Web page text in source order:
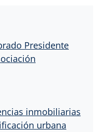
Presidente
inmobiliarias
urbana